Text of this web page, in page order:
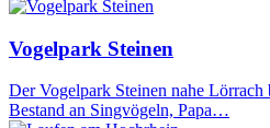
Vogelpark Steinen
Der Vogelpark Steinen nahe Lörrach
Bestand an Singvögeln, Papa…